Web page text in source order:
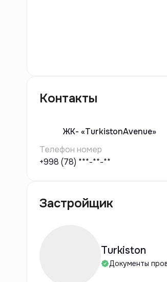
Контакты
ЖК- «TurkistonAvenue»
Телефон номер
+998 (78) ***-**-**
Застройщик
Turkiston
Документы